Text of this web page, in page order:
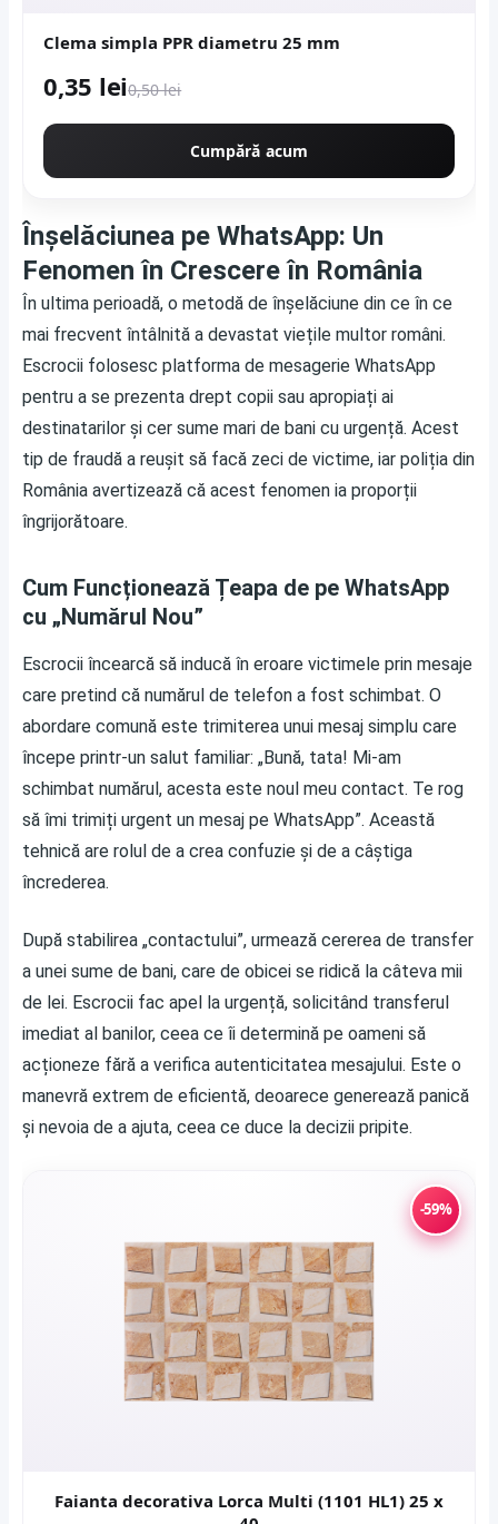
Clema simpla PPR diametru 25 mm
0,35 lei0,50 lei
Cumpără acum
Înșelăciunea pe WhatsApp: Un
Fenomen în Crescere în România
În ultima perioadă, o metodă de înșelăciune din ce în ce
mai frecvent întâlnită a devastat viețile multor români.
Escrocii folosesc platforma de mesagerie WhatsApp
pentru a se prezenta drept copii sau apropiați ai
destinatarilor și cer sume mari de bani cu urgență. Acest
tip de fraudă a reușit să facă zeci de victime, iar poliția din
România avertizează că acest fenomen ia proporții
îngrijorătoare.
Cum Funcționează Țeapa de pe WhatsApp
cu „Numărul Nou”
Escrocii încearcă să inducă în eroare victimele prin mesaje
care pretind că numărul de telefon a fost schimbat. O
abordare comună este trimiterea unui mesaj simplu care
începe printr-un salut familiar: „Bună, tata! Mi-am
schimbat numărul, acesta este noul meu contact. Te rog
să îmi trimiți urgent un mesaj pe WhatsApp”. Această
tehnică are rolul de a crea confuzie și de a câștiga
încrederea.
După stabilirea „contactului”, urmează cererea de transfer
a unei sume de bani, care de obicei se ridică la câteva mii
de lei. Escrocii fac apel la urgență, solicitând transferul
imediat al banilor, ceea ce îi determină pe oameni să
acționeze fără a verifica autenticitatea mesajului. Este o
manevră extrem de eficientă, deoarece generează panică
și nevoia de a ajuta, ceea ce duce la decizii pripite.
-59%
Faianta decorativa Lorca Multi (1101 HL1) 25 x